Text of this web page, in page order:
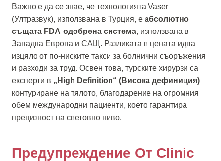
Важно е да се знае, че технологията Vaser
(Ултразвук), използвана в Турция, е абсолютно
същата FDA-одобрена система, използвана в
Западна Европа и САЩ. Разликата в цената идва
изцяло от по-ниските такси за болнични съоръжения
и разходи за труд. Освен това, турските хирурзи са
експерти в „High Definition“ (Висока дефиниция)
контуриране на тялото, благодарение на огромния
обем международни пациенти, което гарантира
прецизност на световно ниво.
Предупреждение От Clinic